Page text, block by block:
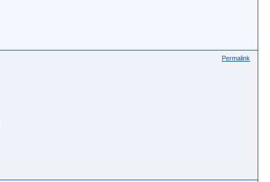
Permalink